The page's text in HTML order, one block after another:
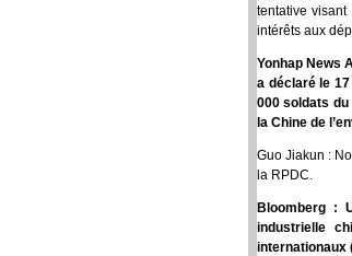
tentative
intérêts aux
Yonhap News
a déclaré le
000 soldats
la Chine de
Guo Jiakun :
la RPDC.
Bloomberg :
industrielle
internationaux